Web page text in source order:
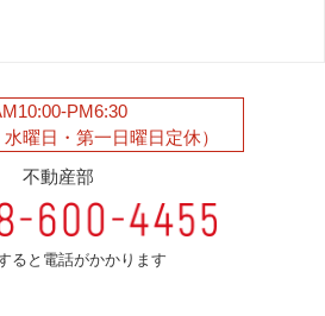
PM6:30
水曜日・第一日曜日定休）
不動産部
ると電話がかかります